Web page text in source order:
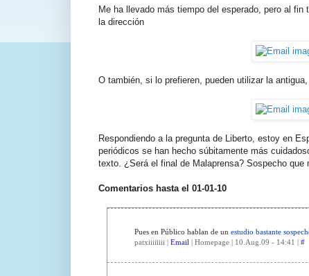
Me ha llevado más tiempo del esperado, pero al
la dirección
O también, si lo prefieren, pueden utilizar la
Respondiendo a la pregunta de Liberto, estoy en
periódicos se han hecho súbitamente más
texto. ¿Será el final de Malaprensa? Sospecho que
Comentarios hasta el 01-01-10
Pues en Público hablan de un estudio bastante
patxiiiiiiii | Email | Homepage | 10.Aug.09 - 14:41 | #